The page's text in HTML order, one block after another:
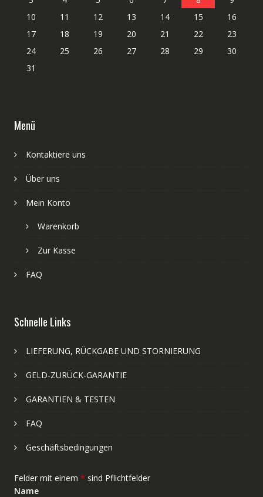
10
11 12 13 14 15
16
17
18 19 20 21 22
23
24
25 26 27 28 29
30
31
Menü
Kontaktiere uns
Über uns
Mein Konto
Warenkorb
Zur Kasse
FAQ
Schnelle Links
LIEFERUNG, RÜCKGABE UND STORNIERUNG
GELD-ZURÜCK-GARANTIE
GARANTIEN & TESTEN
FAQ
Geschäftsbedingungen
Felder mit einem * sind Pflichtfelder
Name